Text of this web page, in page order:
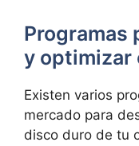
Programas
y optimizar
Existen varios
mercado ⁢para
disco duro ⁢de tu